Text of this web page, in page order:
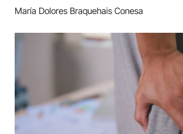
María Dolores Braquehais Conesa